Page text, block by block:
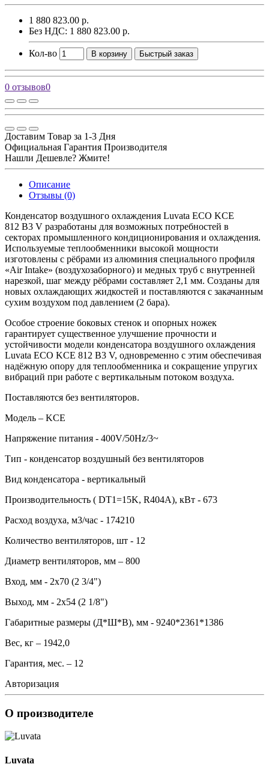
1 880 823.00 р.
Без НДС: 1 880 823.00 р.
Кол-во В корзину Быстрый заказ
0 отзывов0
Доставим Товар за 1-3 Дня
Официальная Гарантия Производителя
Нашли Дешевле? Жмите!
Описание
Отзывы (0)
Конденсатор воздушного охлаждения Luvata ECO KCE
812 В3 V разработаны для возможных потребностей в
секторах промышленного кондиционирования и охлаждения.
Используемые теплообменники высокой мощности
изготовлены с рёбрами из алюминия специального профиля
«Air Intake» (воздухозаборного) и медных труб с внутренней
нарезкой, шаг между рёбрами составляет 2,1 мм. Созданы для
новых охлаждающих жидкостей и поставляются с закачанным
сухим воздухом под давлением (2 бара).
Особое строение боковых стенок и опорных ножек
гарантирует существенное улучшение прочности и
устойчивости модели конденсатора воздушного охлаждения
Luvata ECO KCE 812 В3 V, одновременно с этим обеспечивая
надёжную опору для теплообменника и сокращение упругих
вибраций при работе с вертикальным потоком воздуха.
Поставляются без вентиляторов.
Модель – KCE
Напряжение питания - 400V/50Hz/3~
Тип - конденсатор воздушный без вентиляторов
Вид конденсатора - вертикальный
Производительность ( DT1=15K, R404A), кВт - 673
Расход воздуха, м3/час - 174210
Количество вентиляторов, шт - 12
Диаметр вентиляторов, мм – 800
Вход, мм - 2x70 (2 3/4")
Выход, мм - 2x54 (2 1/8")
Габаритные размеры (Д*Ш*В), мм - 9240*2361*1386
Вес, кг – 1942,0
Гарантия, мес. – 12
Авторизация
О производителе
Luvata